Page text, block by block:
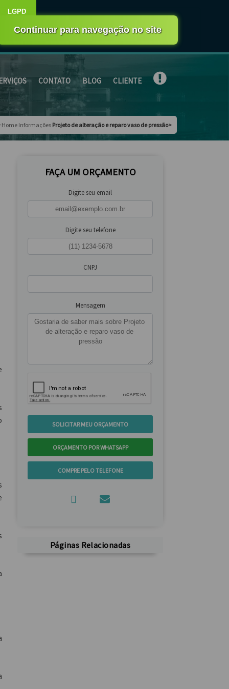
Faça seu orçamento por Whatsapp
CONTATO BLOG CLIENTE
Home Informações Projeto de alteração e reparo vaso de pressão>
FAÇA UM ORÇAMENTO
Digite seu email
Digite seu telefone
CNPJ
Mensagem
SOLICITAR MEU ORÇAMENTO
ORÇAMENTO POR WHATSAPP
COMPRE PELO TELEFONE
Páginas Relacionadas